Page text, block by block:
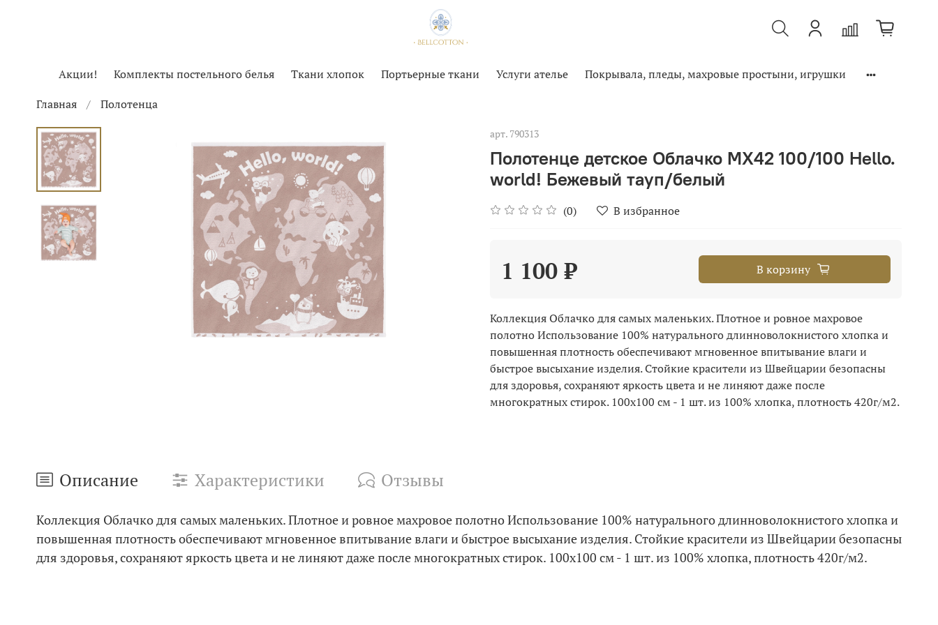
Акции! Комплекты постельного белья Ткани хлопок Портьерные ткани Услуги ателье
Покрывала, пледы, махровые простыни, игрушки
Главная
Полотенца
арт. 790313
Полотенце детское Облачко МХ42 100/100 Hello.
world! Бежевый тауп/белый
(0) В избранное
1 100 ₽ В корзину
Коллекция Облачко для самых маленьких. Плотное и ровное махровое
полотно Использование 100% натурального длинноволокнистого хлопка и
повышенная плотность обеспечивают мгновенное впитывание влаги и
быстрое высыхание изделия. Стойкие красители из Швейцарии безопасны
для здоровья, сохраняют яркость цвета и не линяют даже после
многократных стирок. 100x100 см - 1 шт. из 100% хлопка, плотность 420г/м2.
Описание Характеристики Отзывы
Коллекция Облачко для самых маленьких. Плотное и ровное махровое полотно Использование 100% натурального длинноволокнистого хлопка и
повышенная плотность обеспечивают мгновенное впитывание влаги и быстрое высыхание изделия. Стойкие красители из Швейцарии безопасны
для здоровья, сохраняют яркость цвета и не линяют даже после многократных стирок. 100x100 см - 1 шт. из 100% хлопка, плотность 420г/м2.